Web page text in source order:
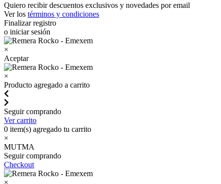
Quiero recibir descuentos exclusivos y novedades por email
Ver los términos y condiciones
Finalizar registro
o iniciar sesión
×
Aceptar
×
Producto agregado a carrito
Seguir comprando
Ver carrito
0 item(s) agregado tu carrito
×
MUTMA
Seguir comprando
Checkout
×